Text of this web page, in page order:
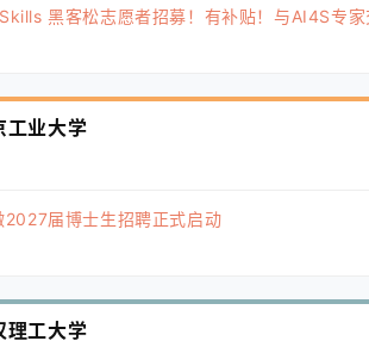
黑客松志愿者招募！有补贴！与AI4S专
工业大学
2027届博士生招聘正式启动
理工大学